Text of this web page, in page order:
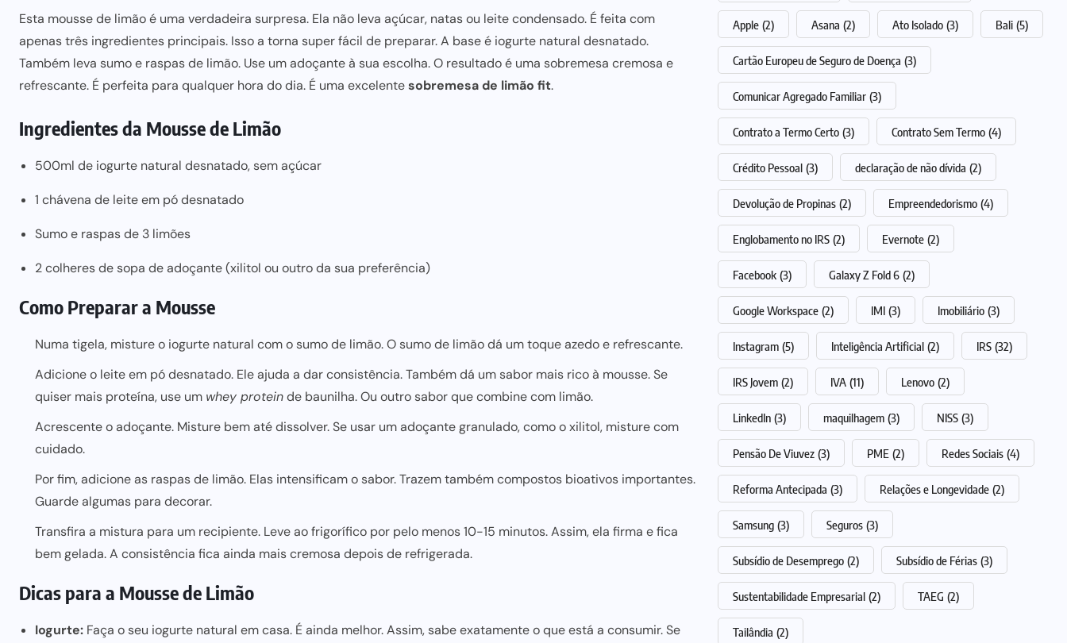
Esta mousse de limão é uma verdadeira surpresa. Ela não leva açúcar, natas ou leite condensado. É feita com
apenas três ingredientes principais. Isso a torna super fácil de preparar. A base é iogurte natural desnatado.
Também leva sumo e raspas de limão. Use um adoçante à sua escolha. O resultado é uma sobremesa cremosa e
refrescante. É perfeita para qualquer hora do dia. É uma excelentesobremesa de limão fit.
Ingredientes da Mousse de Limão
500ml de iogurte natural desnatado, sem açúcar
1 chávena de leite em pó desnatado
Sumo e raspas de 3 limões
2 colheres de sopa de adoçante (xilitol ou outro da sua preferência)
Como Preparar a Mousse
Numa tigela, misture o iogurte natural com o sumo de limão. O sumo de limão dá um toque azedo e refrescante.
Adicione o leite em pó desnatado. Ele ajuda a dar consistência. Também dá um sabor mais rico à mousse. Se
quiser mais proteína, use um whey proteinde baunilha. Ou outro sabor que combine com limão.
Acrescente o adoçante. Misture bem até dissolver. Se usar um adoçante granulado, como o xilitol, misture com
cuidado.
Por fim, adicione as raspas de limão. Elas intensificam o sabor. Trazem também compostos bioativos importantes.
Guarde algumas para decorar.
Transfira a mistura para um recipiente. Leve ao frigorífico por pelo menos 10-15 minutos. Assim, ela firma e fica
bem gelada. A consistência fica ainda mais cremosa depois de refrigerada.
Dicas para a Mousse de Limão
Iogurte: Faça o seu iogurte natural em casa. É ainda melhor. Assim, sabe exatamente o que está a consumir. Se
Apple (2) Asana (2) Ato Isolado (3) Bali (5)
Cartão Europeu de Seguro de Doença (3)
Comunicar Agregado Familiar (3)
Contrato a Termo Certo (3) Contrato Sem Termo (4)
Crédito Pessoal (3) declaração de não dívida (2)
Devolução de Propinas (2) Empreendedorismo (4)
Englobamento no IRS (2) Evernote (2)
Facebook (3) Galaxy Z Fold 6 (2)
Google Workspace (2) IMI (3) Imobiliário (3)
Instagram (5) Inteligência Artificial (2) IRS (32)
IRS Jovem (2) IVA (11) Lenovo (2)
LinkedIn (3) maquilhagem (3) NISS (3)
Pensão De Viuvez (3) PME (2) Redes Sociais (4)
Reforma Antecipada (3) Relações e Longevidade (2)
Samsung (3) Seguros (3)
Subsídio de Desemprego (2) Subsídio de Férias (3)
Sustentabilidade Empresarial (2) TAEG (2)
Tailândia (2)